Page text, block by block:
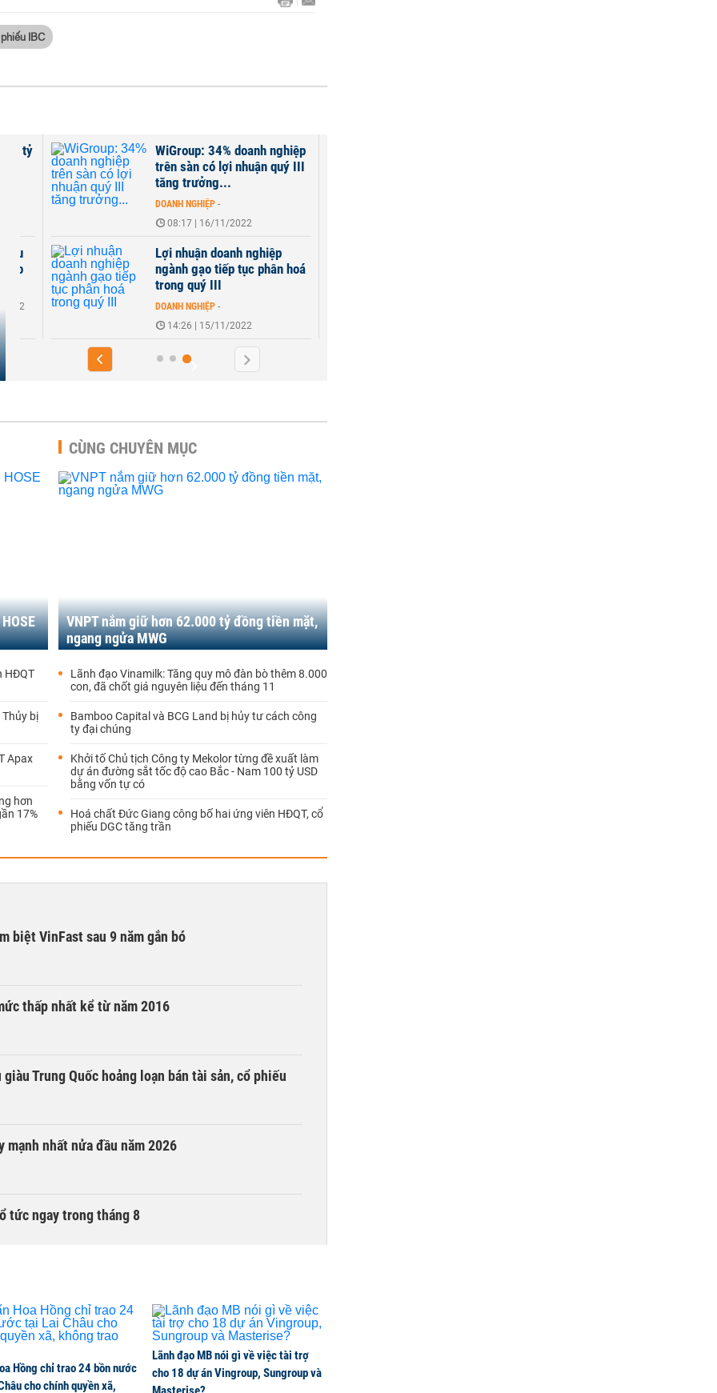
IBC
tỷ
do
2022
WiGroup: 34% doanh nghiệp
trên sàn có lợi nhuận quý III
tăng trưởng...
DOANH NGHIỆP -
08:17 | 16/11/2022
Lợi nhuận doanh nghiệp
ngành gạo tiếp tục phân hoá
trong quý III
DOANH NGHIỆP -
14:26 | 15/11/2022
HĐQT
bị
Apax
hơn
17%
CÙNG CHUYÊN MỤC
VNPT nắm giữ hơn 62.000 tỷ đồng tiền mặt,
ngang ngửa MWG
Lãnh đạo Vinamilk: Tăng quy mô đàn bò thêm 8.000
con, đã chốt giá nguyên liệu đến tháng 11
Bamboo Capital và BCG Land bị hủy tư cách công
ty đại chúng
Khởi tố Chủ tịch Công ty Mekolor từng đề xuất làm
dự án đường sắt tốc độ cao Bắc - Nam 100 tỷ USD
bằng vốn tự có
Hoá chất Đức Giang công bố hai ứng viên HĐQT, cổ
phiếu DGC tăng trần
biệt VinFast sau 9 năm gắn bó
thấp nhất kể từ năm 2016
Trung Quốc hoảng loạn bán tài sản, cổ phiếu
mạnh nhất nửa đầu năm 2026
tức ngay trong tháng 8
trong phiên thứ hai lên HOSE
nguyên nhân khiến dòng vốn trong nền kinh tế
Hồng chỉ trao 24 bồn nước
cho chính quyền xã,
Lãnh đạo MB nói gì về việc tài trợ
cho 18 dự án Vingroup, Sungroup và